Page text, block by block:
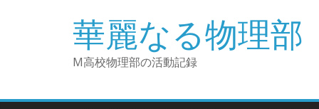
華麗なる物理部
M高校物理部の活動記録